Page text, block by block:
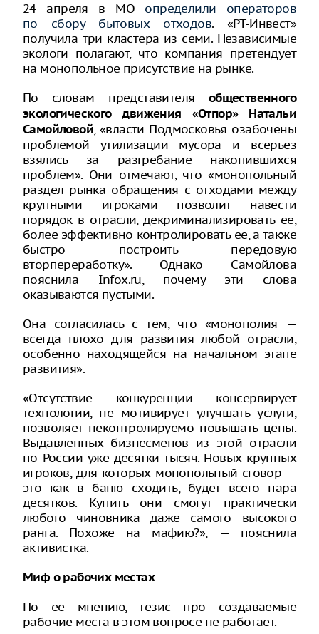
24 апреля в МО определили операторов
по сбору бытовых отходов. «РТ-Инвест»
получила три кластера из семи. Независимые
экологи полагают, что компания претендует
на монопольное присутствие на рынке.
По словам представителя общественного
экологического движения «Отпор» Натальи
Самойловой, «власти Подмосковья озабочены
проблемой утилизации мусора и всерьез
взялись за разгребание накопившихся
проблем». Они отмечают, что «монопольный
раздел рынка обращения с отходами между
крупными игроками позволит навести
порядок в отрасли, декриминализировать ее,
более эффективно контролировать ее, а также
быстро построить передовую
вторпереработку». Однако Самойлова
пояснила Infox.ru, почему эти слова
оказываются пустыми.
Она согласилась с тем, что «монополия —
всегда плохо для развития любой отрасли,
особенно находящейся на начальном этапе
развития».
«Отсутствие конкуренции консервирует
технологии, не мотивирует улучшать услуги,
позволяет неконтролируемо повышать цены.
Выдавленных бизнесменов из этой отрасли
по России уже десятки тысяч. Новых крупных
игроков, для которых монопольный сговор —
это как в баню сходить, будет всего пара
десятков. Купить они смогут практически
любого чиновника даже самого высокого
ранга. Похоже на мафию?», — пояснила
активистка.
Миф о рабочих местах
По ее мнению, тезис про создаваемые
рабочие места в этом вопросе не работает.